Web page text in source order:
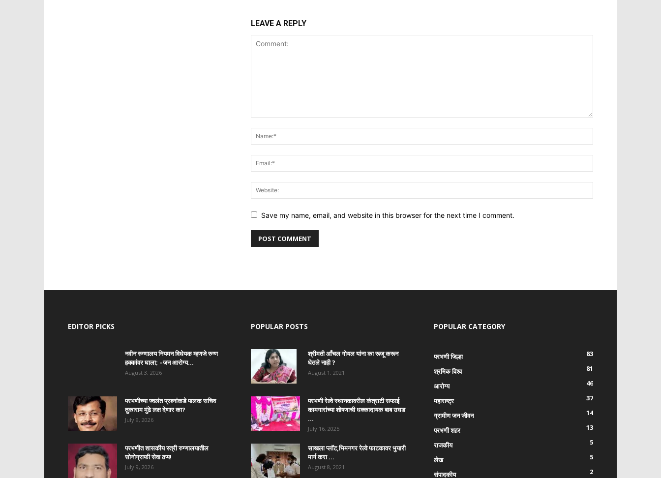
LEAVE A REPLY
Save my name, email, and website in this browser for the next time I comment.
EDITOR PICKS
नवीन रुग्णालय नियमन विधेयक म्हणजे रुग्ण
हक्कांवर घाला; –जन आरोग्य...
August 3, 2026
परभणीच्या ज्वलंत प्रश्नांकडे पालक सचिव
तुकाराम मुंढे लक्ष देणार का?
July 9, 2026
परभणीत शासकीय स्त्री रुग्णालयातील
सोनोग्राफी सेवा ठप्प!
July 9, 2026
POPULAR POSTS
श्रीमती आँचल गोयल यांना का रूजू करून
घेतले नाही ?
August 1, 2021
परभणी रेल्वे स्थानकावरील कंत्राटी सफाई
कामगारांच्या शोषणाची धक्कादायक बाब उघड
…
July 16, 2025
साखला प्लॉट,भिमनगर रेल्वे फाटकावर भुयारी
मार्ग करा …
August 8, 2021
POPULAR CATEGORY
परभणी जिल्हा
83
श्रमिक विश्व
81
आरोग्य
46
महाराष्ट्र
37
ग्रामीण जन जीवन
14
परभणी शहर
13
राजकीय
5
लेख
5
संपादकीय
2